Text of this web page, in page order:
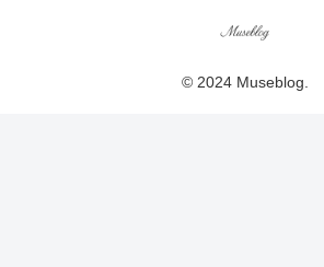
© 2024 Museblog.